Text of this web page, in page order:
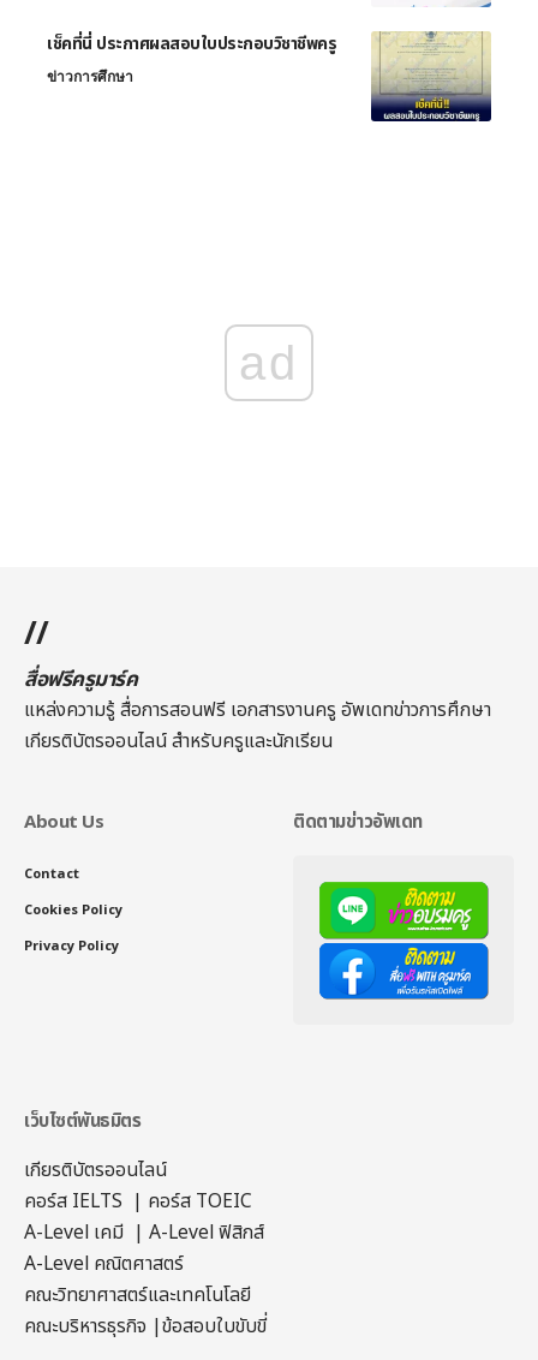
เช็คที่นี่ ประกาศผลสอบใบประกอบวิชาชีพครู
ข่าวการศึกษา
ad
//
สื่อฟรีครูมาร์ค
แหล่งความรู้ สื่อการสอนฟรี เอกสารงานครู อัพเดทข่าวการศึกษา
เกียรติบัตรออนไลน์สำหรับครูและนักเรียน
About Us
Contact
Cookies Policy
Privacy Policy
ติดตามข่าวอัพเดท
เว็บไซต์พันธมิตร
เกียรติบัตรออนไลน์
คอร์ส IELTS | คอร์ส TOEIC
A-Level เคมี | A-Level ฟิสิกส์
A-Level คณิตศาสตร์
คณะวิทยาศาสตร์และเทคโนโลยี
คณะบริหารธุรกิจ |ข้อสอบใบขับขี่